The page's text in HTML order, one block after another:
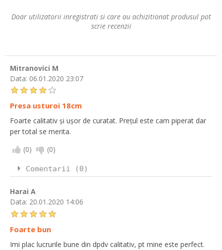
Doar utilizatorii inregistrati si care au achizitionat produsul pot
scrie recenzii
Mitranovici M
Data: 06.01.2020 23:07
Presa usturoi 18cm
Foarte calitativ și ușor de curatat. Prețul este cam piperat dar
per total se merita.
(0) (0)
Comentarii (0)
Harai A
Data: 20.01.2020 14:06
Foarte bun
Imi plac lucrurile bune din dpdv calitativ, pt mine este perfect.